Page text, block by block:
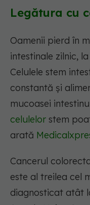
Legătura cu
Oamenii pierd în
intestinale zilnic,
Celulele stem
constantă și
mucoasei
celulelor stem
arată
Cancerul
este al treilea cel
diagnosticat atât